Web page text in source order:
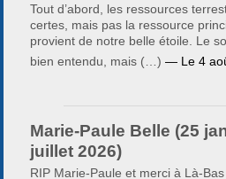
Tout d’abord, les ressources
certes, mais pas la ressource
provient de notre belle étoile. Le
bien entendu, mais (…) — Le 4
Marie-Paule Belle (25
juillet 2026)
RIP Marie-Paule et merci à Là-